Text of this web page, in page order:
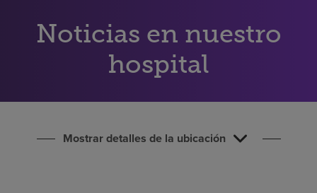
Buscar un centro
Empleos
Noticias en nuestro
hospital
Mostrar detalles de la ubicación